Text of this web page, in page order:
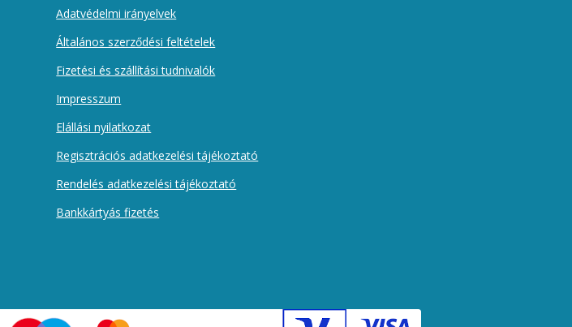
Adatvédelmi irányelvek
Általános szerződési feltételek
Fizetési és szállítási tudnivalók
Impresszum
Elállási nyilatkozat
Regisztrációs adatkezelési tájékoztató
Rendelés adatkezelési tájékoztató
Bankkártyás fizetés